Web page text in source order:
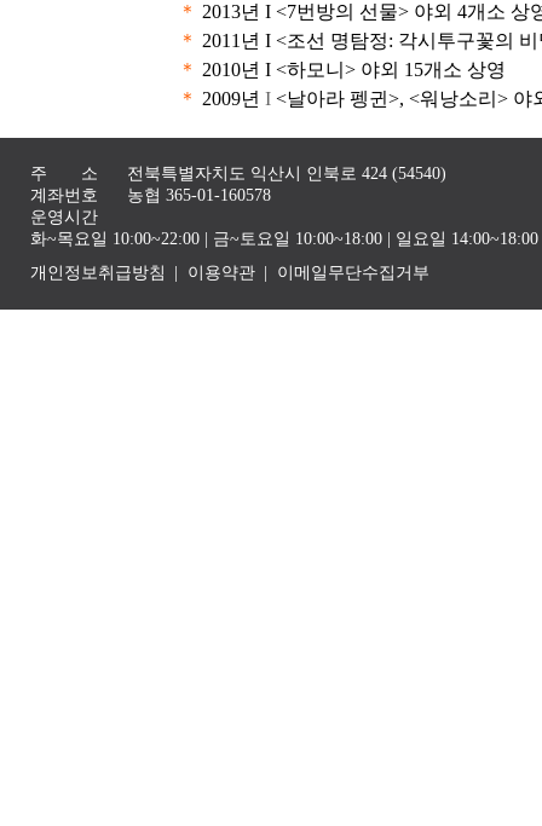
＊ 2013년 I <7번방의 선물> 야외 4개소 상
＊ 2011년 I <조선 명탐정: 각시투구꽃의
＊ 2010년 I <하모니> 야외 15개소 상영
＊ 2009년 I <날아라 펭귄>, <워낭소리> 야
주 소
전북특별자치도 익산시 인북로 424 (54540)
계좌번호
농협 365-01-160578
운영시간
화~목요일 10:00~22:00 | 금~토요일 10:00~18:00 | 일요일
개인정보취급방침
이용약관 이메일무단수집거부